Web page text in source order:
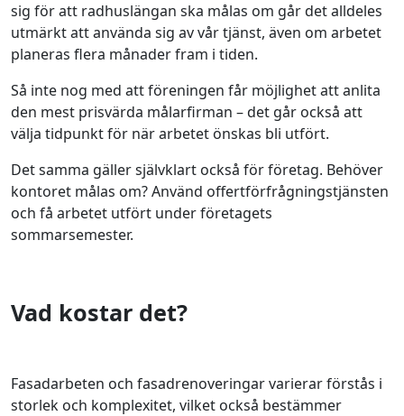
sig för att radhuslängan ska målas om går det alldeles
utmärkt att använda sig av vår tjänst, även om arbetet
planeras flera månader fram i tiden.
Så inte nog med att föreningen får möjlighet att anlita
den mest prisvärda målarfirman – det går också att
välja tidpunkt för när arbetet önskas bli utfört.
Det samma gäller självklart också för företag. Behöver
kontoret målas om? Använd offertförfrågningstjänsten
och få arbetet utfört under företagets
sommarsemester.
Vad kostar det?
Fasadarbeten och fasadrenoveringar varierar förstås i
storlek och komplexitet, vilket också bestämmer